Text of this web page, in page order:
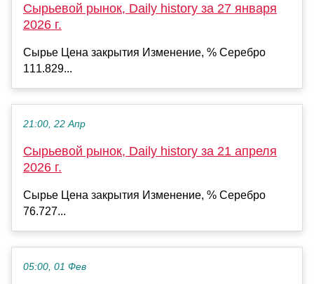
Сырьевой рынок, Daily history за 27 января
2026 г.
Сырье Цена закрытия Изменение, % Серебро
111.829...
21:00, 22 Апр
Сырьевой рынок, Daily history за 21 апреля
2026 г.
Сырье Цена закрытия Изменение, % Серебро
76.727...
05:00, 01 Фев